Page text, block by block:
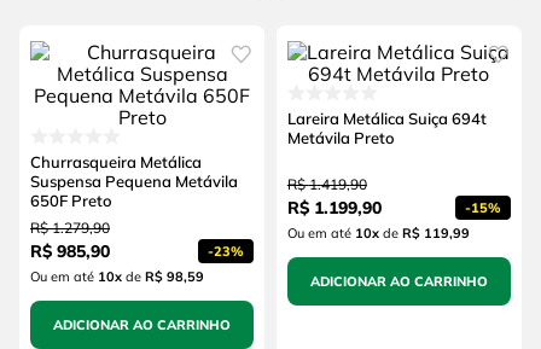
Churrasqueira Metálica
Suspensa Pequena Metávila
650F Preto
R$ 1.279,90
R$ 985,90 -23%
Ou em até 10xde R$ 98,59
ADICIONAR AO CARRINHO
Lareira Metálica Suiça 694t
Metávila Preto
R$ 1.419,90
R$ 1.199,90 -15%
Ou em até 10xde R$ 119,99
ADICIONAR AO CARRINHO